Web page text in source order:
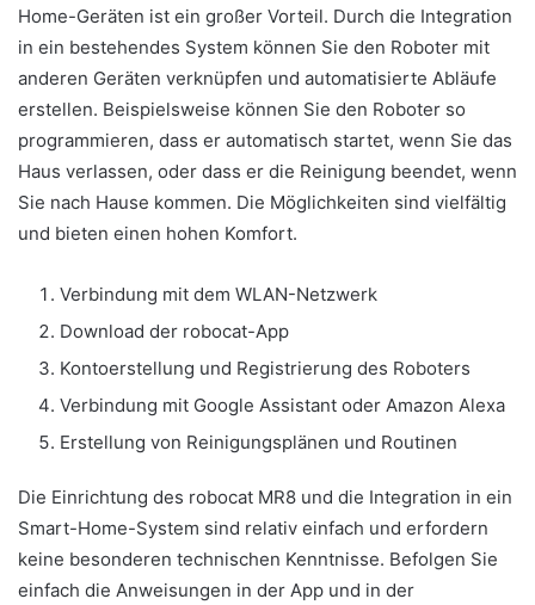
Home-Geräten ist ein großer Vorteil. Durch die Integration
in ein bestehendes System können Sie den Roboter mit
anderen Geräten verknüpfen und automatisierte Abläufe
erstellen. Beispielsweise können Sie den Roboter so
programmieren, dass er automatisch startet, wenn Sie das
Haus verlassen, oder dass er die Reinigung beendet, wenn
Sie nach Hause kommen. Die Möglichkeiten sind vielfältig
und bieten einen hohen Komfort.
Verbindung mit dem WLAN-Netzwerk
Download der robocat-App
Kontoerstellung und Registrierung des Roboters
Verbindung mit Google Assistant oder Amazon Alexa
Erstellung von Reinigungsplänen und Routinen
Die Einrichtung des robocat MR8 und die Integration in ein
Smart-Home-System sind relativ einfach und erfordern
keine besonderen technischen Kenntnisse. Befolgen Sie
einfach die Anweisungen in der App und in der